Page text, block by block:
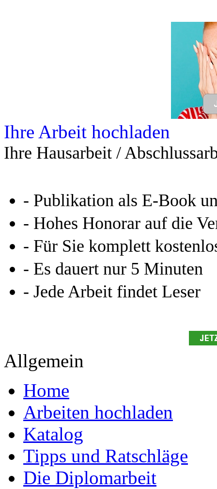
Ihre Arbeit hochladen
Ihre Hausarbeit /
- Publikation als E-Book
- Hohes Honorar auf die
- Für Sie komplett
- Es dauert nur 5 Minuten
- Jede Arbeit findet Leser
Allgemein
Home
Arbeiten hochladen
Katalog
Tipps und Ratschläge
Die Diplomarbeit